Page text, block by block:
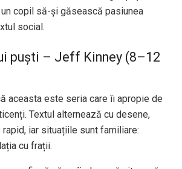
copil să-și găsească pasiunea
social.
puști – Jeff Kinney (8–12
aceasta este seria care îi apropie de
Textul alternează cu desene,
iar situațiile sunt familiare:
cu frații.